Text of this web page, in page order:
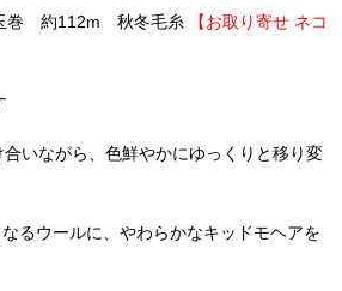
巻 約112m 秋冬毛糸
【お取り寄せ ネコ
いながら、色鮮やかにゆっくりと移り変
るウールに、やわらかなキッドモヘアを